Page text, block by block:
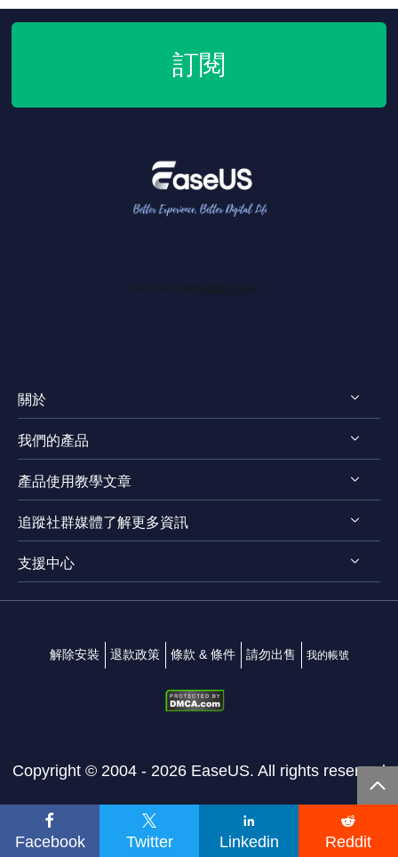

Facebook

Twitter

Linkedin

Reddit
訂閱
關於
認識EaseUS
評測 & 獎項
法律聲明
我們的產品
RecExperts for Windows
RecExperts for Mac
Online Screen Recorder
產品使用教學文章
螢幕錄影軟體
Mac App 商店
追蹤社群媒體了解更多資訊
 
支援中心
解除安裝 退款政策 條款 & 條件 請勿出售 我的帳號
Copyright © 2004 - 2026 EaseUS. All rights reserved.
